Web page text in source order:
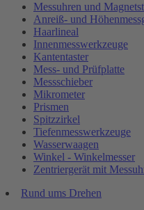
Messuhren und
Anreiß- und
Haarlineal
Innenmesswerkzeuge
Kantentaster
Mess- und Prüfplatte
Messschieber
Mikrometer
Prismen
Spitzzirkel
Tiefenmesswerkzeuge
Wasserwaagen
Winkel - Winkelmesser
Zentriergerät mit
Rund ums Drehen